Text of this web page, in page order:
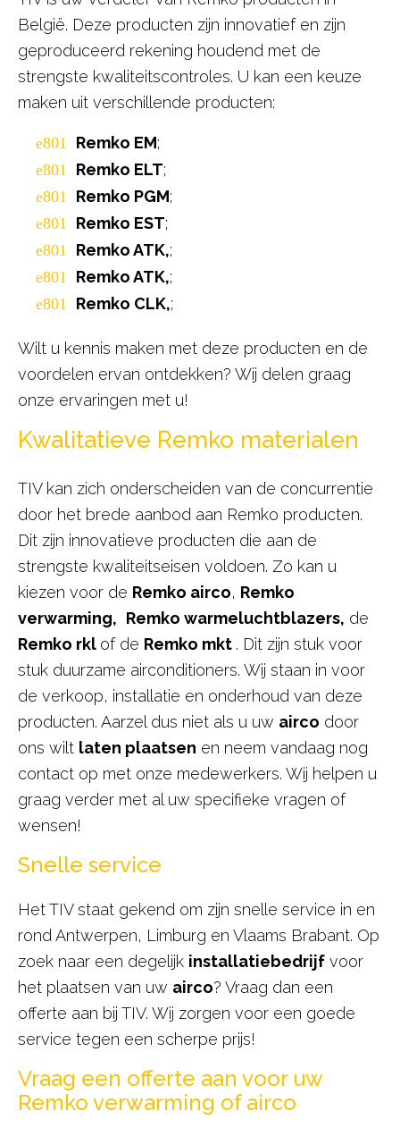
België. Deze producten zijn innovatief en zijn
geproduceerd rekening houdend met de
strengste kwaliteitscontroles. U kan een keuze
maken uit verschillende producten:
Remko EM;
Remko ELT;
Remko PGM;
Remko EST;
Remko ATK,;
Remko ATK,;
Remko CLK,;
Wilt u kennis maken met deze producten en de
voordelen ervan ontdekken? Wij delen graag
onze ervaringen met u!
Kwalitatieve Remko materialen
TIV kan zich onderscheiden van de concurrentie
door het brede aanbod aan Remko producten.
Dit zijn innovatieve producten die aan de
strengste kwaliteitseisen voldoen. Zo kan u
kiezen voor de Remko airco, Remko
verwarming, Remko warmeluchtblazers, de
Remko rkl of de Remko mkt . Dit zijn stuk voor
stuk duurzame airconditioners. Wij staan in voor
de verkoop, installatie en onderhoud van deze
producten. Aarzel dus niet als u uw airco door
ons wilt laten plaatsen en neem vandaag nog
contact op met onze medewerkers. Wij helpen u
graag verder met al uw specifieke vragen of
wensen!
Snelle service
Het TIV staat gekend om zijn snelle service in en
rond Antwerpen, Limburg en Vlaams Brabant. Op
zoek naar een degelijk installatiebedrijf voor
het plaatsen van uw airco? Vraag dan een
offerte aan bij TIV. Wij zorgen voor een goede
service tegen een scherpe prijs!
Vraag een offerte aan voor uw
Remko verwarming of airco